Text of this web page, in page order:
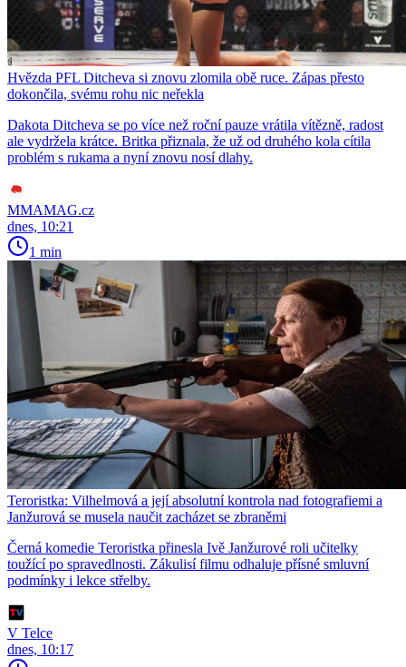
Hvězda PFL Ditcheva si znovu zlomila obě ruce. Zápas přesto
dokončila, svému rohu nic neřekla
Dakota Ditcheva se po více než roční pauze vrátila vítězně, radost
ale vydržela krátce. Britka přiznala, že už od druhého kola cítila
problém s rukama a nyní znovu nosí dlahy.
MMAMAG.cz
dnes, 10:21
1 min
Teroristka: Vilhelmová a její absolutní kontrola nad fotografiemi a
Janžurová se musela naučit zacházet se zbraněmi
Černá komedie Teroristka přinesla Ivě Janžurové roli učitelky
toužící po spravedlnosti. Zákulisí filmu odhaluje přísné smluvní
podmínky i lekce střelby.
V Telce
dnes, 10:17